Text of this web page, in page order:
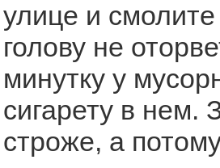
улице и смолите
голову не
минутку у
сигарету в нем.
строже, а